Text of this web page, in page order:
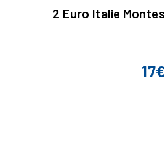
2 Euro Italie
Prix